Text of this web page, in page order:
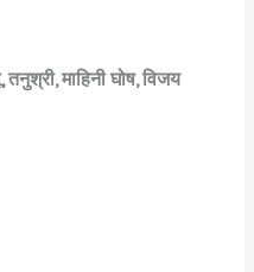
माहिनी घोष, विजय